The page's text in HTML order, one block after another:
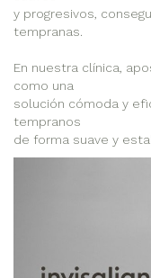
y progresivos,
tempranas.
En nuestra clínica,
como una
solución cómoda y
tempranos
de forma suave y